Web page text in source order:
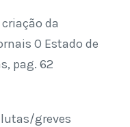
criação da
O Estado de
pag. 62
greves